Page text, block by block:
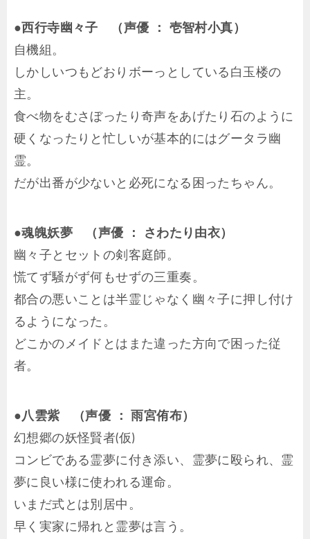
●西行寺幽々子 （声優 ： 壱智村小真）
自機組。
しかしいつもどおりボーっとしている白玉楼の
主。
食べ物をむさぼったり奇声をあげたり石のように
硬くなったりと忙しいが基本的にはグータラ幽
霊。
だが出番が少ないと必死になる困ったちゃん。
●魂魄妖夢 （声優 ： さわたり由衣）
幽々子とセットの剣客庭師。
慌てず騒がず何もせずの三重奏。
都合の悪いことは半霊じゃなく幽々子に押し付け
るようになった。
どこかのメイドとはまた違った方向で困った従
者。
●八雲紫 （声優 ： 雨宮侑布）
幻想郷の妖怪賢者(仮)
コンビである霊夢に付き添い、霊夢に殴られ、霊
夢に良い様に使われる運命。
いまだ式とは別居中。
早く実家に帰れと霊夢は言う。